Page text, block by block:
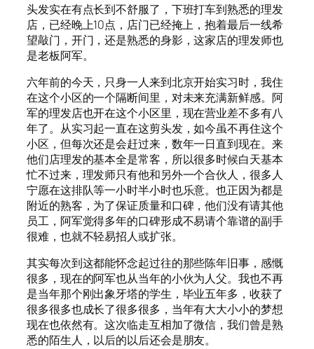
头发实在有点长到不舒服了，下班打车到熟悉的理发
店，已经晚上10点，店门已经掩上，抱着最后一线希
望敲门，开门，还是熟悉的身影，这家店的理发师也
是老板阿军。
六年前的今天，只身一人来到北京开始实习时，我住
在这个小区的一个隔断间里，对未来充满新鲜感。阿
军的理发店也开在这个小区里，现在营业差不多有八
年了。从实习起一直在这剪头发，如今虽不再住这个
小区，但每次还是会赶过来，数年一日直到现在。来
他们店理发的基本全是常客，所以很多时候白天基本
忙不过来，理发师只有他和另外一个合伙人，很多人
宁愿在这排队等一小时半小时也乐意。也正因为都是
附近的熟客，为了保证质量和口碑，他们没有请其他
员工，阿军觉得多年的口碑形成不易请个靠谱的副手
很难，也就不轻易招人或扩张。
其实每次到这都能怀念起过往的那些陈年旧事，感慨
很多，现在的阿军也从当年的小伙为人父。我也不再
是当年那个刚出象牙塔的学生，毕业五年多，收获了
很多很多也成长了很多很多，当年有大大小小的梦想
现在也依然有。这次临走互相加了微信，我们曾是熟
悉的陌生人，以后的以后还会是朋友。